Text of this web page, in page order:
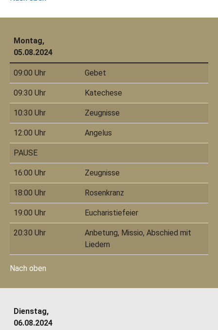
Montag,
05.08.2024
09:00 Uhr Gebet
09:30 Uhr Katechese
10:30 Uhr Zeugnisse
12:00 Uhr Angelus
PAUSE
16:00 Uhr Zeugnisse
18:00 Uhr Rosenkranz
19:00 Uhr Eucharistiefeier
20:30 Uhr
Anbetung, Missio, Abschied mit
Liedern
Nach oben
Dienstag,
06.08.2024